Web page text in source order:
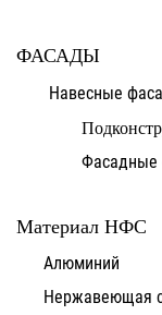
ФАСАДЫ
Навесные
Фасадные
Материал НФС
Алюминий
Нержавеющая